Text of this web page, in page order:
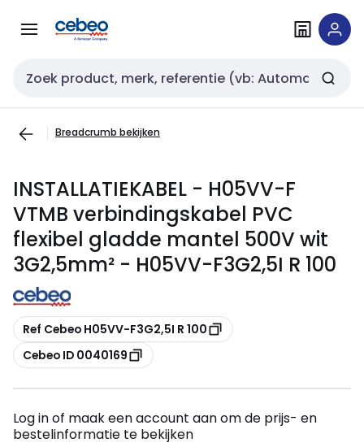
naar
naar
Zoekveld invoer
Breadcrumb bekijken
INSTALLATIEKABEL - H05VV-F
VTMB verbindingskabel PVC
flexibel gladde mantel 500V wit
3G2,5mm² - H05VV-F3G2,5I R 100
Kopiëren
Ref Cebeo H05VV-F3G2,5I R 100
Kopiëren
Cebeo ID 0040169
Log in of maak een account aan om de prijs- en
bestelinformatie te bekijken